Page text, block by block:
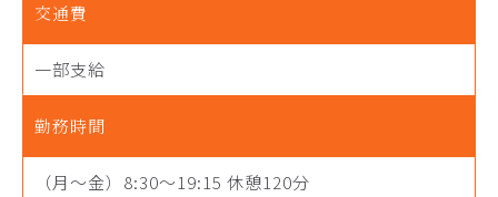
交通費
一部支給
勤務時間
（月〜金）8:30〜19:15 休憩120分